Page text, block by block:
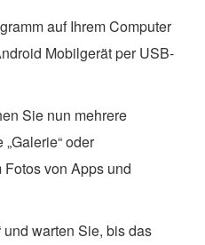
auf Ihrem Computer
Mobilgerät per USB-
Sie nun mehrere
oder
Fotos von Apps und
und warten Sie, bis das